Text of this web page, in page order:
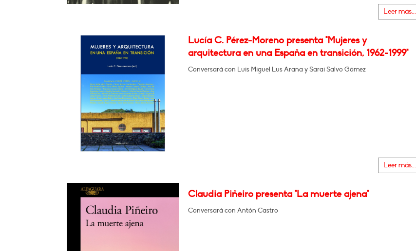
Leer más...
Lucía C. Pérez-Moreno presenta "Mujeres y
arquitectura en una España en transición, 1962-1999"
Conversará con Luis Miguel Lus Arana y Sarai Salvo Gómez
Leer más...
Claudia Piñeiro presenta "La muerte ajena"
Conversará con Antón Castro